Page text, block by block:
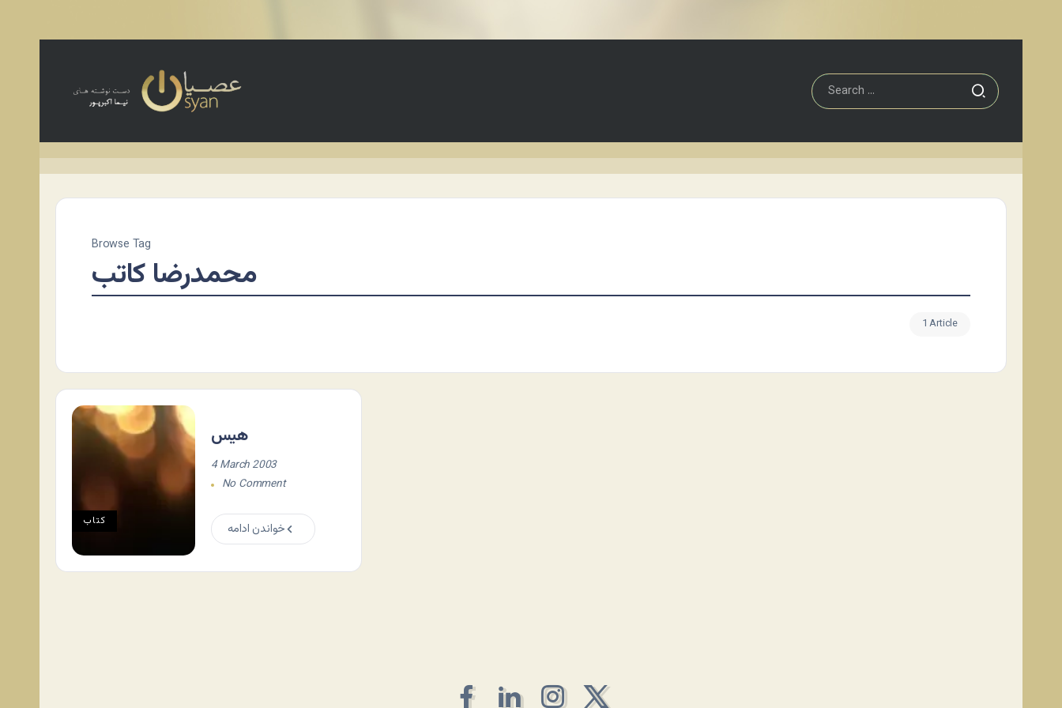
Browse Tag
محمدرضا کاتب
1 Article
کتاب
هیس
4 March 2003
No Comment
خواندن ادامه